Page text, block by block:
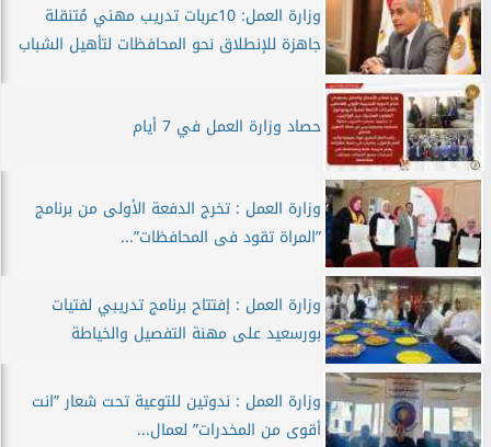
وزارة العمل: 10عربات تدريب مهني مُتنقلة
جاهزة للإنطلاق نحو المحافظات لتأهيل الشباب
حصاد وزارة العمل في 7 أيام
وزارة العمل : تخرج الدفعة الأولى من برنامج
”المراة تقود فى المحافظات”...
وزارة العمل : إفتتاح برنامج تدريبي لفتيات
بورسعيد على مهنة التفصيل والخياطة
وزارة العمل : ندوتين للتوعية تحت شعار ”انت
أقوى من المخدرات” لعمال...